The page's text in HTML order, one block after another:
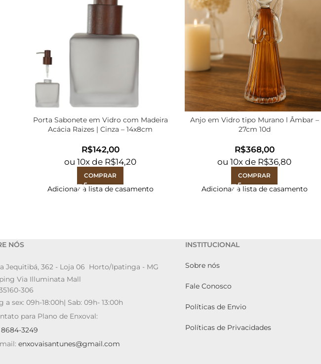
Porta Sabonete em Vidro com Madeira
Acácia Raizes | Cinza – 14x8cm
R$
ou10x de R$14,20
COMPRAR
Adicionar à lista de casamento
Anjo em Vidro tipo Murano l Âmbar –
27cm 10d
R$
ou10x de R$36,80
COMPRAR
Adicionar à lista de casamento
NÓS
Jequitibá, 362 - Loja 06 Horto/Ipatinga - MG
Via Illuminata Mall
306
a sex: 09h-18:00h| Sab: 09h- 13:00h
para Plano de Enxoval:
8684-3249
enxovaisantunes@gmail.com
INSTITUCIONAL
Sobre nós
Fale Conosco
Políticas de Envio
Políticas de Privacidades